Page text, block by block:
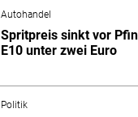
Autohandel
Spritpreis sinkt vor
E10 unter zwei Euro
Politik